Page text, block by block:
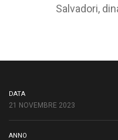
Salvadori,
DATA
21 NOVEMBRE 2023
ANNO